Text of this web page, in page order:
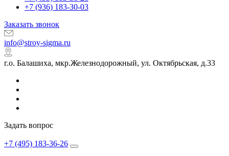
+7 (936) 183-30-03
Заказать звонок
info@stroy-sigma.ru
г.о. Балашиха, мкр.Железнодорожный, ул. Октябрьская, д.33
Задать вопрос
+7 (495) 183-36-26